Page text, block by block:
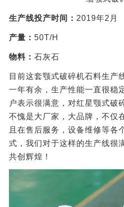
生产线投产时间： 2019年2月
产量： 50T/H
物料： 石灰石
目前这套颚式破碎机石料生产
一年有余，生产性能一直很稳
户表示很满意，对红星颚式破
不愧是大厂家，大品牌，不仅
且在售后服务，设备维修等各
式，我们对于这样的生产线很
共创辉煌！